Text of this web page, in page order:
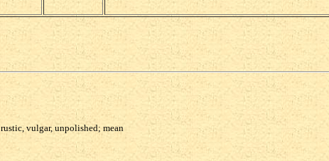
rustic, vulgar, unpolished; mean